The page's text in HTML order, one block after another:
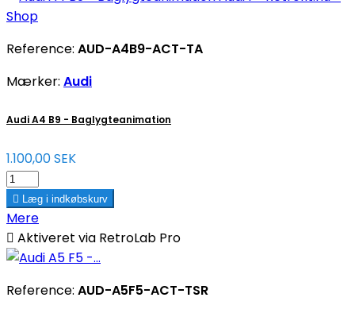
Reference: AUD-A4B9-ACT-TA
Mærker: Audi
Audi A4 B9 - Baglygteanimation
1.100,00 SEK
 Læg i indkøbskurv
Mere
 Aktiveret via RetroLab Pro
Reference: AUD-A5F5-ACT-TSR